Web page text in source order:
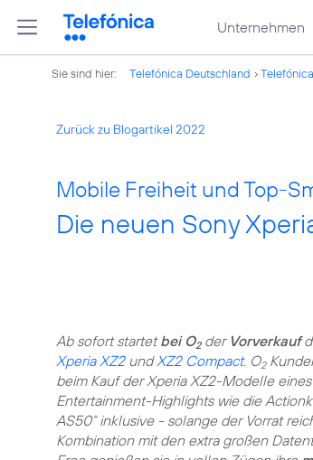
Unternehmen
Sie sind hier: Telefónica Deutschland
Zurück zu Blogartikel 2022
Mobile Freiheit und Top-
Die neuen Sony
Ab sofort startetbei O2der Vorverkauf
Xperia XZ2undXZ2 Compact. O2
beim Kauf der Xperia XZ2-Modelle
Entertainment-Highlights wie die
AS50“ inklusive - solange der Vorrat
Kombination mit den extra großen